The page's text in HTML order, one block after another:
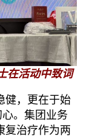
在活动中致词
健，更在于始
。集团业务
复治疗作为两